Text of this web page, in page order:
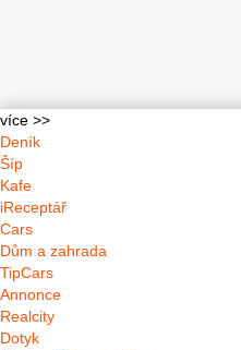
více >>
Deník
Šíp
Kafe
iReceptář
Cars
Dům a zahrada
TipCars
Annonce
Realcity
Dotyk